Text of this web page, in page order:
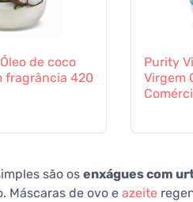
de coco
fragrância 420
Purity
Virgem
são os enxágues com
Máscaras de ovo e azeite